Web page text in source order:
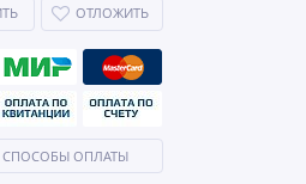
ОТЛОЖИТЬ
СПОСОБЫ ОПЛАТЫ